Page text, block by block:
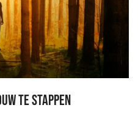
te stappen